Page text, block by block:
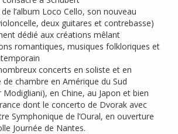
l’album Loco Cello, son nouveau
deux guitares et contrebasse)
dédié aux créations mêlant
romantiques, musiques folkloriques et
concerts en soliste et en
de chambre en Amérique du Sud
Modigliani), en Chine, au Japon et bien
dont le concerto de Dvorak avec
Symphonique de l’Oural, en ouverture
Journée de Nantes.